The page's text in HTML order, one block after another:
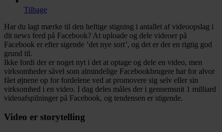
Tilbage
Har du lagt mærke til den heftige stigning i antallet af videoopslag i
dit news feed på Facebook? At uploade og dele videoer på
Facebook er efter sigende ’det nye sort’, og det er der en rigtig god
grund til.
Ikke fordi der er noget nyt i det at optage og dele en video, men
virksomheder såvel som almindelige Facebookbrugere har for alvor
fået øjnene op for fordelene ved at promovere sig selv eller sin
virksomhed i en video. I dag deles måles der i gennemsnit 1 milliard
videoafspilninger på Facebook, og tendensen er stigende.
Video er storytelling